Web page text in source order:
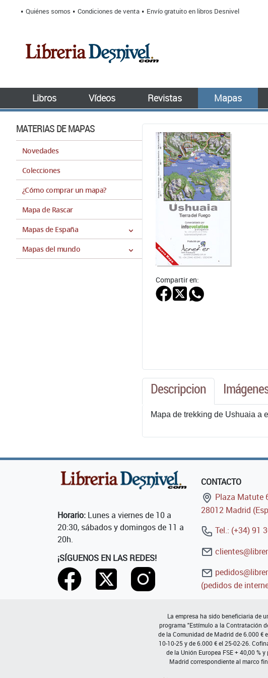
Quiénes somos Condiciones de venta Envío gratuito en libros Desnivel
Libros Vídeos Revistas Mapas
MATERIAS DE MAPAS
Novedades
Colecciones
¿Cómo comprar un mapa?
Mapa de Rascar
Mapas de España
Mapas del mundo
Compartir en:
Descripcion
Mapa de trekking de Ushuaia a
Horario: Lunes a viernes de 10 a
20:30, sábados y domingos de 11 a
20h.
¡SÍGUENOS EN LAS REDES!
CONTACTO
Plaza Matute
28012 Madrid
Tel.: (+34) 91
(pedidos de
La empresa ha sido beneficiaria de
programa "Estímulo a la Contratación
de la Comunidad de Madrid de 6.000 €
10-10-25 y de 6.000 € el 25-02-26.
de la Unión Europea FSE + 40,00 %
Madrid correspondiente al marco